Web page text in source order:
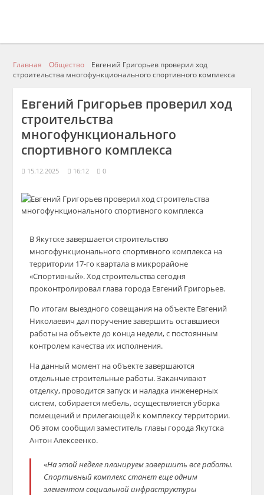
Главная Общество
Евгений Григорьев проверил ход
строительства многофункционального спортивного комплекса
Евгений Григорьев проверил ход
строительства
многофункционального
спортивного комплекса
15.12.2025 16:12 0
В Якутске завершается строительство
многофункционального спортивного комплекса на
территории 17-го квартала в микрорайоне
«Спортивный». Ход строительства сегодня
проконтролировал глава города Евгений Григорьев.
По итогам выездного совещания на объекте Евгений
Николаевич дал поручение завершить оставшиеся
работы на объекте до конца недели, с постоянным
контролем качества их исполнения.
На данный момент на объекте завершаются
отдельные строительные работы. Заканчивают
отделку, проводится запуск и наладка инженерных
систем, собирается мебель, осуществляется уборка
помещений и прилегающей к комплексу территории.
Об этом сообщил заместитель главы города Якутска
Антон Алексеенко.
«На этой неделе планируем завершить все работы.
Спортивный комплекс станет еще одним
элементом социальной инфраструктуры